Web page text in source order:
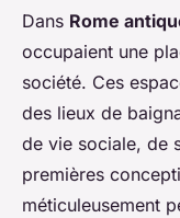
Dans Rome
occupaient une
société. Ces
des lieux de
de vie sociale, de
premières
méticuleusement